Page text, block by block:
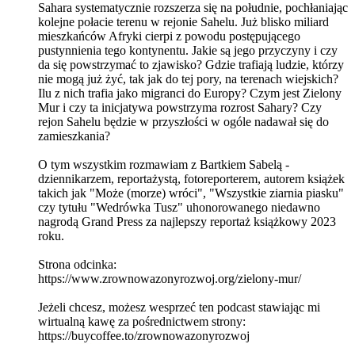
Sahara systematycznie rozszerza się na południe, pochłaniając
kolejne połacie terenu w rejonie Sahelu. Już blisko miliard
mieszkańców Afryki cierpi z powodu postępującego
pustynnienia tego kontynentu. Jakie są jego przyczyny i czy
da się powstrzymać to zjawisko? Gdzie trafiają ludzie, którzy
nie mogą już żyć, tak jak do tej pory, na terenach wiejskich?
Ilu z nich trafia jako migranci do Europy? Czym jest Zielony
Mur i czy ta inicjatywa powstrzyma rozrost Sahary? Czy
rejon Sahelu będzie w przyszłości w ogóle nadawał się do
zamieszkania?
O tym wszystkim rozmawiam z Bartkiem Sabelą -
dziennikarzem, reportażystą, fotoreporterem, autorem książek
takich jak "Może (morze) wróci", "Wszystkie ziarnia piasku"
czy tytułu "Wedrówka Tusz" uhonorowanego niedawno
nagrodą Grand Press za najlepszy reportaż książkowy 2023
roku.
Strona odcinka:
https://www.zrownowazonyrozwoj.org/zielony-mur/
Jeżeli chcesz, możesz wesprzeć ten podcast stawiając mi
wirtualną kawę za pośrednictwem strony:
https://buycoffee.to/zrownowazonyrozwoj